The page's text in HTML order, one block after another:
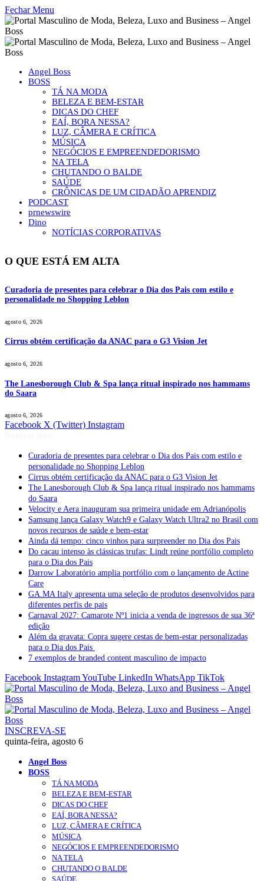
Fechar Menu
Angel Boss
BOSS
TÁ NA MODA
BELEZA E BEM-ESTAR
DICAS DO CHEF
EAÍ, BORA NESSA?
LUZ, CÂMERA E CRÍTICA
MÚSICA
NEGÓCIOS E EMPREENDEDORISMO
NA TELA
CHUTANDO O BALDE
SAÚDE
CRÔNICAS DE UM CIDADÃO APRENDIZ
PODCAST
prnewswire
Dino
NOTÍCIAS CORPORATIVAS
O QUE ESTÁ EM ALTA
Curadoria de presentes para celebrar o Dia dos Pais com estilo e
personalidade no Shopping Leblon
agosto 6, 2026
Cirrus obtém certificação da ANAC para o G3 Vision Jet
agosto 6, 2026
The Lanesborough Club & Spa lança ritual inspirado nos hammams
do Saara
agosto 6, 2026
Facebook X (Twitter) Instagram
Curadoria de presentes para celebrar o Dia dos Pais com estilo e
personalidade no Shopping Leblon
Cirrus obtém certificação da ANAC para o G3 Vision Jet
The Lanesborough Club & Spa lança ritual inspirado nos hammams
do Saara
Velocity e Aera inauguram sua primeira unidade em Adrianópolis
Samsung lança Galaxy Watch9 e Galaxy Watch Ultra2 no Brasil com
novos recursos de saúde e bem-estar
Ainda dá tempo: cinco vinhos para surpreender no Dia dos Pais
Do cacau intenso às clássicas trufas: Lindt reúne portfólio completo
para o Dia dos Pais
Darrow Laboratório amplia portfólio com o lançamento de Actine
Care
GA.MA Italy apresenta uma seleção de produtos desenvolvidos para
diferentes perfis de pais
Carnaval 2027: Camarote Nº1 inicia a venda de ingressos de sua 36ª
edição
Além da gravata: Copra sugere cestas de bem-estar personalizadas
para o Dia dos Pais
7 exemplos de branded content masculino de impacto
Facebook InstagramYouTube LinkedIn WhatsApp TikTok
INSCREVA-SE
quinta-feira, agosto 6
Angel Boss
BOSS
TÁ NA MODA
BELEZA E BEM-ESTAR
DICAS DO CHEF
EAÍ, BORA NESSA?
LUZ, CÂMERA E CRÍTICA
MÚSICA
NEGÓCIOS E EMPREENDEDORISMO
NA TELA
CHUTANDO O BALDE
SAÚDE